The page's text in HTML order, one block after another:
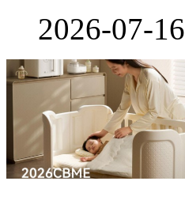
2026-07-16